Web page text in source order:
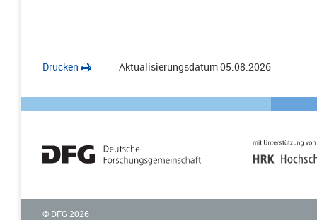
Drucken Aktualisierungsdatum05.08.2026
© DFG 2026